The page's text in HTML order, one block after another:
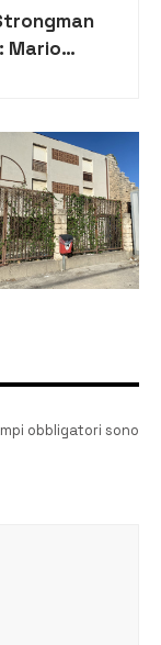
Mario
obbligatori sono